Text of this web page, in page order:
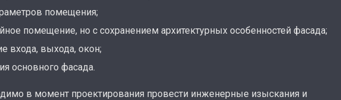
помещения;
помещение, но с сохранением архитектурных особенностей фасада;
входа, выхода, окон;
основного фасада.
в момент проектирования провести инженерные изыскания и